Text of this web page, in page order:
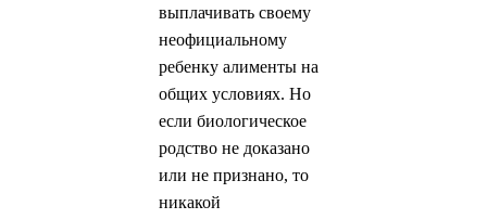
выплачивать своему
неофициальному
ребенку алименты на
общих условиях. Но
если биологическое
родство не доказано
или не признано, то
никакой